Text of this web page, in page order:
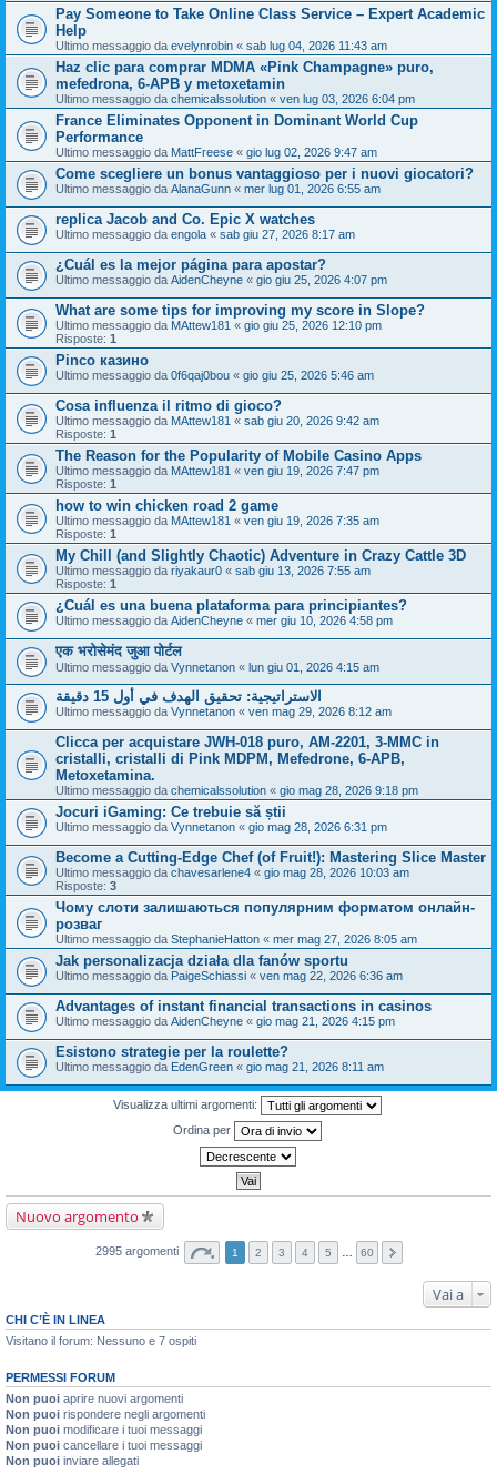
Pay Someone to Take Online Class Service – Expert Academic
Help
Ultimo messaggio da evelynrobin « sab lug 04, 2026 11:43 am
Haz clic para comprar MDMA «Pink Champagne» puro,
mefedrona, 6-APB y metoxetamin
Ultimo messaggio da chemicalssolution « ven lug 03, 2026 6:04 pm
France Eliminates Opponent in Dominant World Cup
Performance
Ultimo messaggio da MattFreese « gio lug 02, 2026 9:47 am
Come scegliere un bonus vantaggioso per i nuovi giocatori?
Ultimo messaggio da AlanaGunn « mer lug 01, 2026 6:55 am
replica Jacob and Co. Epic X watches
Ultimo messaggio da engola « sab giu 27, 2026 8:17 am
¿Cuál es la mejor página para apostar?
Ultimo messaggio da AidenCheyne « gio giu 25, 2026 4:07 pm
What are some tips for improving my score in Slope?
Ultimo messaggio da MAttew181 « gio giu 25, 2026 12:10 pm
Risposte: 1
Pinco казино
Ultimo messaggio da 0f6qaj0bou « gio giu 25, 2026 5:46 am
Cosa influenza il ritmo di gioco?
Ultimo messaggio da MAttew181 « sab giu 20, 2026 9:42 am
Risposte: 1
The Reason for the Popularity of Mobile Casino Apps
Ultimo messaggio da MAttew181 « ven giu 19, 2026 7:47 pm
Risposte: 1
how to win chicken road 2 game
Ultimo messaggio da MAttew181 « ven giu 19, 2026 7:35 am
Risposte: 1
My Chill (and Slightly Chaotic) Adventure in Crazy Cattle 3D
Ultimo messaggio da riyakaur0 « sab giu 13, 2026 7:55 am
Risposte: 1
¿Cuál es una buena plataforma para principiantes?
Ultimo messaggio da AidenCheyne « mer giu 10, 2026 4:58 pm
एक भरोसेमंद जुआ पोर्टल
Ultimo messaggio da Vynnetanon « lun giu 01, 2026 4:15 am
الاستراتيجية: تحقيق الهدف في أول 15 دقيقة
Ultimo messaggio da Vynnetanon « ven mag 29, 2026 8:12 am
Clicca per acquistare JWH-018 puro, AM-2201, 3-MMC in
cristalli, cristalli di Pink MDPM, Mefedrone, 6-APB,
Metoxetamina.
Ultimo messaggio da chemicalssolution « gio mag 28, 2026 9:18 pm
Jocuri iGaming: Ce trebuie să știi
Ultimo messaggio da Vynnetanon « gio mag 28, 2026 6:31 pm
Become a Cutting-Edge Chef (of Fruit!): Mastering Slice Master
Ultimo messaggio da chavesarlene4 « gio mag 28, 2026 10:03 am
Risposte: 3
Чому слоти залишаються популярним форматом онлайн-
розваг
Ultimo messaggio da StephanieHatton « mer mag 27, 2026 8:05 am
Jak personalizacja działa dla fanów sportu
Ultimo messaggio da PaigeSchiassi « ven mag 22, 2026 6:36 am
Advantages of instant financial transactions in casinos
Ultimo messaggio da AidenCheyne « gio mag 21, 2026 4:15 pm
Esistono strategie per la roulette?
Ultimo messaggio da EdenGreen « gio mag 21, 2026 8:11 am
Visualizza ultimi argomenti:
Ordina per
Nuovo argomento
2995 argomenti 1 2 3 4 5 60
Vai a
CHI C’È IN LINEA
Visitano il forum: Nessuno e 7 ospiti
PERMESSI FORUM
Non puoi aprire nuovi argomenti
Non puoi rispondere negli argomenti
Non puoi modificare i tuoi messaggi
Non puoi cancellare i tuoi messaggi
Non puoi inviare allegati